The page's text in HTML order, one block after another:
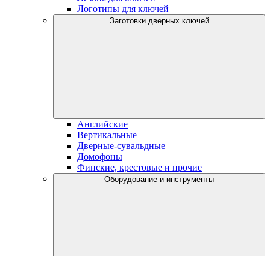
Логотипы для ключей
Заготовки дверных ключей
Английские
Вертикальные
Дверные-сувальдные
Домофоны
Финские, крестовые и прочие
Оборудование и инструменты